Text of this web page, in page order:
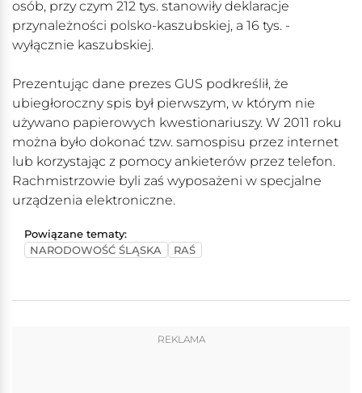
osób, przy czym 212 tys. stanowiły deklaracje
przynależności polsko-kaszubskiej, a 16 tys. -
wyłącznie kaszubskiej.
Prezentując dane prezes GUS podkreślił, że
ubiegłoroczny spis był pierwszym, w którym nie
używano papierowych kwestionariuszy. W 2011 roku
można było dokonać tzw. samospisu przez internet
lub korzystając z pomocy ankieterów przez telefon.
Rachmistrzowie byli zaś wyposażeni w specjalne
urządzenia elektroniczne.
Powiązane tematy:
NARODOWOŚĆ ŚLĄSKA
RAŚ
REKLAMA